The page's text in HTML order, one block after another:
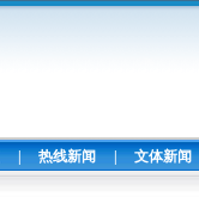
| 热线新闻 | 文体新闻